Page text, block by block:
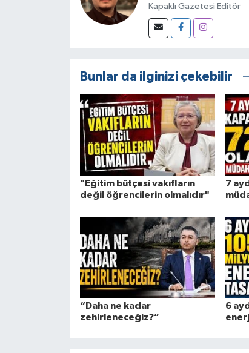
Kapaklı Gazetesi Editör
Bunlar da ilginizi çekebilir
"Eğitim bütçesi vakıfların
değil öğrencilerin olmalıdır"
7
“Daha ne kadar
zehirleneceğiz?”
6